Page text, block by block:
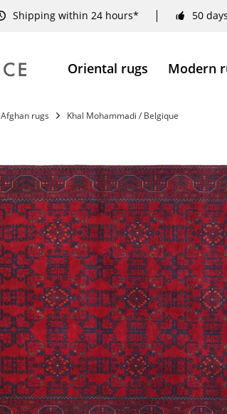
Shipping within 24 hours* 50
Oriental rugs Modern
Afghan rugs Khal Mohammadi / Belgique